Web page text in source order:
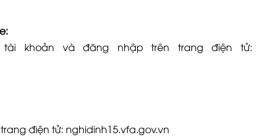
khoản và đăng nhập trên trang điện tử:
điện tử: nghidinh15.vfa.gov.vn